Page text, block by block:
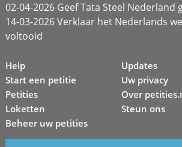
02-04-2026 Geef Tata Steel Nederland
14-03-2026 Verklaar het Nederlands
voltooid
Help
Start een petitie
Petities
Loketten
Beheer uw petities
Updates
Uw privacy
Over
Steun ons